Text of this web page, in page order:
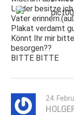
Leider besitze
Vater
Plakat verdamt
Könnt Ihr mir
besorgen??
BITTE BITTE
24.